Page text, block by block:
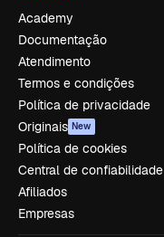
Academy
Documentação
Atendimento
Termos e condições
Política de privacidade
Originais New
Política de cookies
Central de confiabilidade
Afiliados
Empresas